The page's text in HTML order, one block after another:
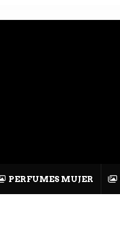
PERFUMES MUJER